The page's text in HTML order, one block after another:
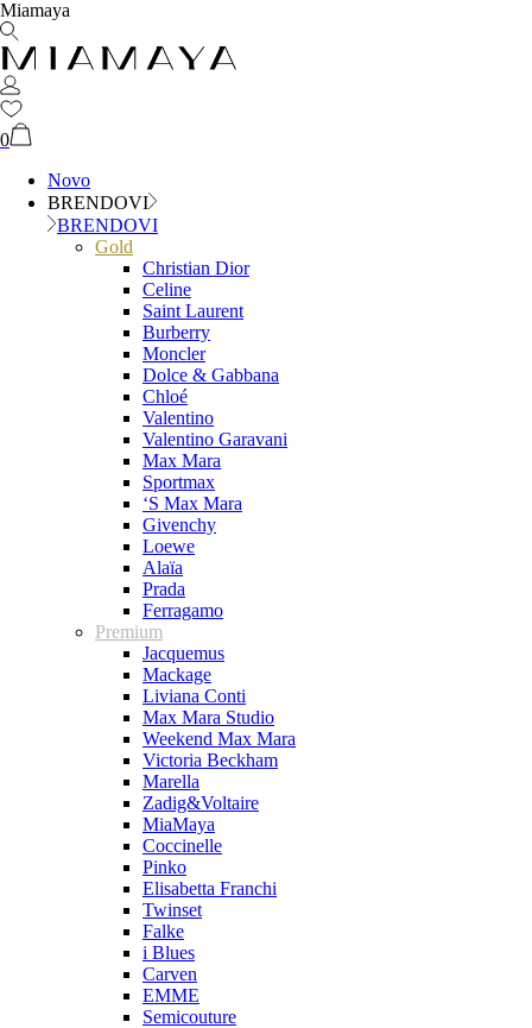
Miamaya
0
Novo
BRENDOVI
BRENDOVI
Gold
Christian Dior
Celine
Saint Laurent
Burberry
Moncler
Dolce & Gabbana
Chloé
Valentino
Valentino Garavani
Max Mara
Sportmax
‘S Max Mara
Givenchy
Loewe
Alaïa
Prada
Ferragamo
Premium
Jacquemus
Mackage
Liviana Conti
Max Mara Studio
Weekend Max Mara
Victoria Beckham
Marella
Zadig&Voltaire
MiaMaya
Coccinelle
Pinko
Elisabetta Franchi
Twinset
Falke
i Blues
Carven
EMME
Semicouture